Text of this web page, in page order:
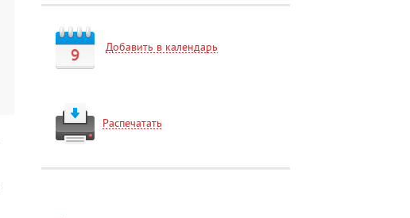
9 Добавить в календарь
Распечатать